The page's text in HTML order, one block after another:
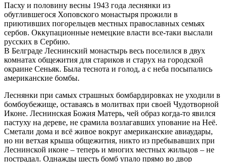
Пасху и половину весны 1943 года леснянки из
обуглившегося Хоповского монастыря прожили в
приютивших погорельцев местных православных семьях
сербов. Оккупационные немецкие власти все-таки выслали
русских в Сербию.
В Белграде Леснинский монастырь весь поселился в двух
комнатах общежития для стариков и старух на городской
окраине Сеньяк. Была теснота и голод, а с неба посыпались
американские бомбы.
Леснянки при самых страшных бомбардировках не уходили в
бомбоубежище, оставаясь в молитвах при своей Чудотворной
Иконе. Леснинская Божия Матерь, чей образ когда-то явился
пастуху на дереве, не срамила возлагавших упование на Неё.
Сметали дома и всё живое вокруг американские авиаудары,
но ни ветхая крыша общежития, никто из пребывавших при
Леснинской иконе – теперь и многих местных жильцов – не
пострадал. Однажды шесть бомб упало прямо во двор